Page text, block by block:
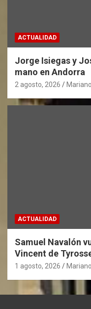
ACTUALIDAD
Jorge Isiegas y
mano en Andorra
2 agosto, 2026 Mariano
ACTUALIDAD
Samuel Navalón
Vincent de
1 agosto, 2026 Mariano